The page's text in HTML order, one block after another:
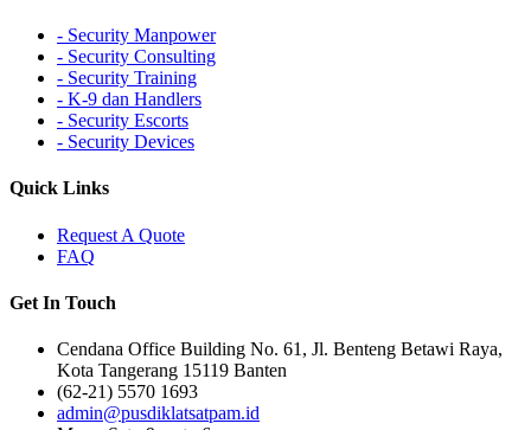
- Security Manpower
- Security Consulting
- Security Training
- K-9 dan Handlers
- Security Escorts
- Security Devices
Quick Links
Request A Quote
FAQ
Get In Touch
Cendana Office Building No. 61, Jl. Benteng Betawi Raya,
Kota Tangerang 15119 Banten
(62-21) 5570 1693
admin@pusdiklatsatpam.id